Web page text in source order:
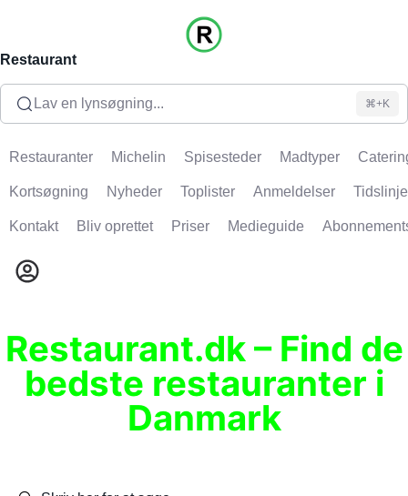
Restaurant
Lav en lynsøgning... ⌘+K
Restauranter Michelin Spisesteder Madtyper
Kortsøgning Nyheder Toplister Anmeldelser Tidslinje
Kontakt Bliv oprettet Priser Medieguide
Restaurant.dk – Find de
bedste restauranter i
Danmark